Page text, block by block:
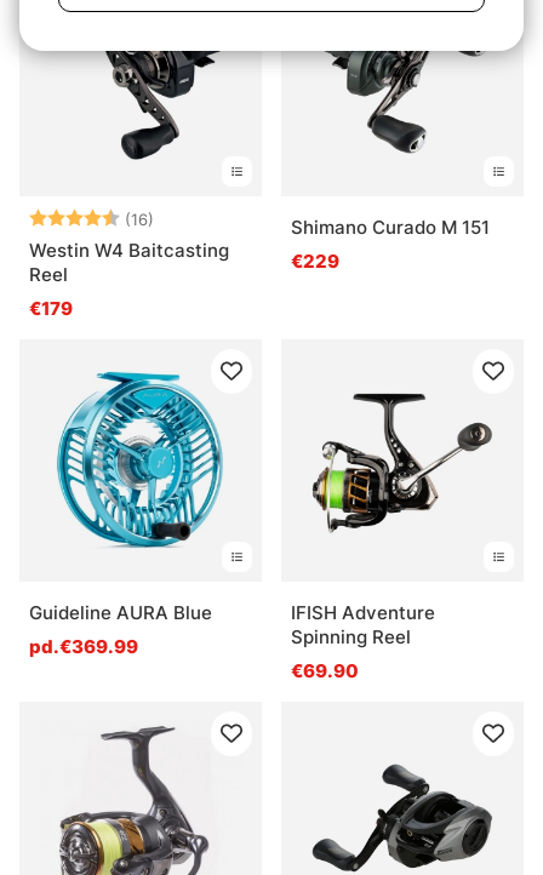
Note: (16)
Westin W4 Baitcasting
Reel
€179
Shimano Curado M 151
€229
Guideline AURA Blue
pd.€369.99
IFISH Adventure
Spinning Reel
€69.90